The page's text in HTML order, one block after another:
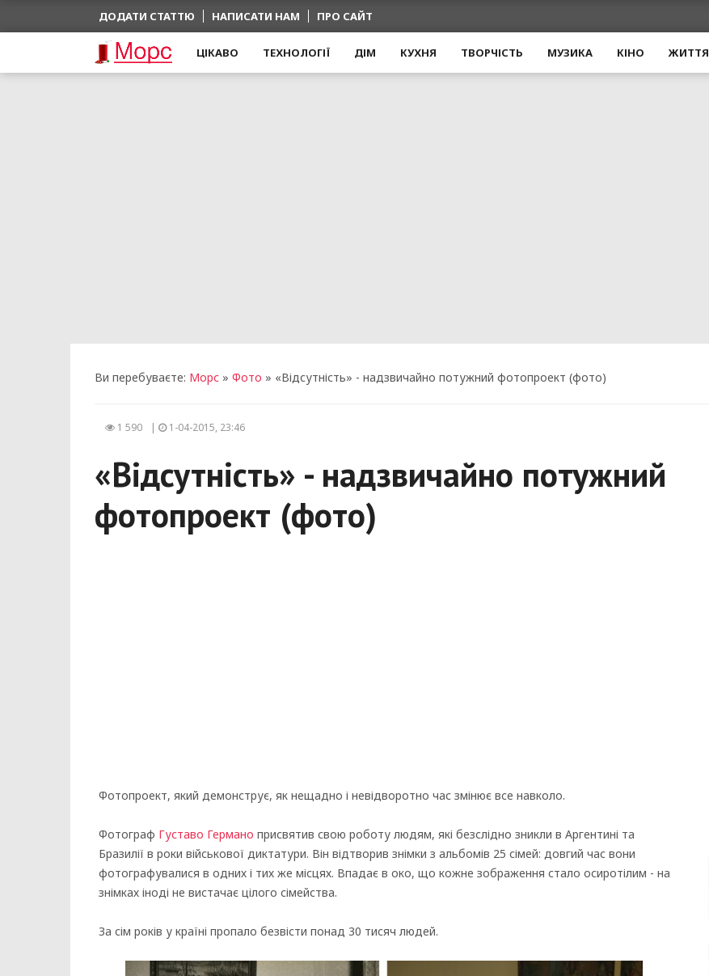
ДОДАТИ СТАТТЮ НАПИСАТИ НАМ ПРО САЙТ
ЦІКАВО ТЕХНОЛОГІЇ ДІМ КУХНЯ ТВОРЧІСТЬ МУЗИКА КІНО ЖИТТЯ
Ви перебуваєте: Морс » Фото » «Відсутність» - надзвичайно потужний фотопроект (фото)
1 590 | 1-04-2015, 23:46
«Відсутність» - надзвичайно потужний
фотопроект (фото)
Фотопроект, який демонструє, як нещадно і невідворотно час змінює все навколо.
Фотограф Густаво Германо присвятив свою роботу людям, які безслідно зникли в Аргентині та
Бразилії в роки військової диктатури. Він відтворив знімки з альбомів 25 сімей: довгий час вони
фотографувалися в одних і тих же місцях. Впадає в око, що кожне зображення стало осиротілим - на
знімках іноді не вистачає цілого сімейства.
За сім років у країні пропало безвісти понад 30 тисяч людей.